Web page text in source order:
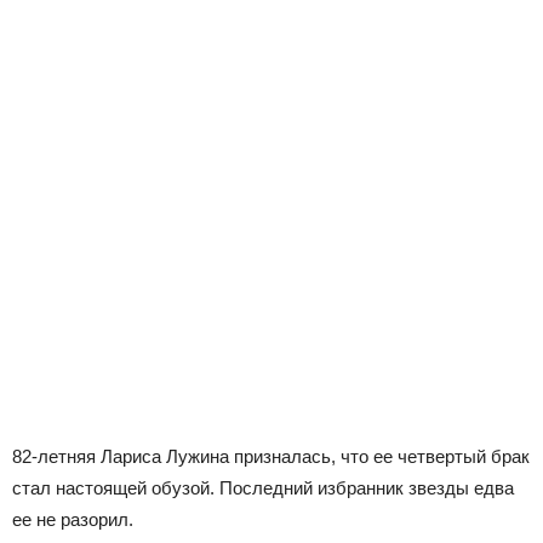
82-летняя Лариса Лужина призналась, что ее четвертый брак
стал настоящей обузой. Последний избранник звезды едва
ее не разорил.